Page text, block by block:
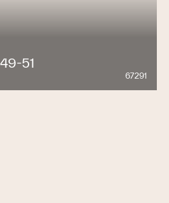
51
67291